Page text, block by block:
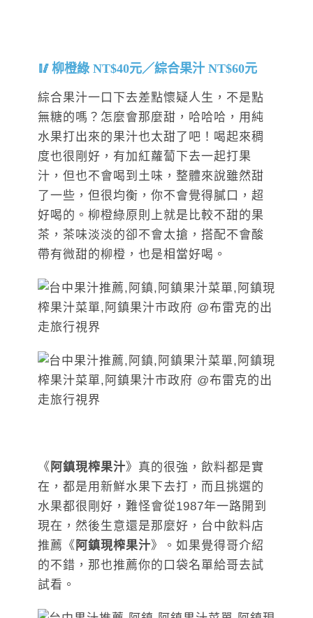
柳橙綠 NT$40元／綜合果汁 NT$60元
綜合果汁一口下去差點懷疑人生，不是點
無糖的嗎？怎麼會那麼甜，哈哈哈，用純
水果打出來的果汁也太甜了吧！喝起來稠
度也很剛好，有加紅蘿蔔下去一起打果
汁，但也不會喝到土味，整體來說雖然甜
了一些，但很均衡，你不會覺得膩口，超
好喝的。柳橙綠原則上就是比較不甜的果
茶，茶味淡淡的卻不會太搶，搭配不會酸
帶有微甜的柳橙，也是相當好喝。
《 阿鎮現榨果汁》真的很強，飲料都是實
在，都是用新鮮水果下去打，而且挑選的
水果都很剛好，難怪會從1987年一路開到
現在，然後生意還是那麼好，台中飲料店
推薦《 阿鎮現榨果汁》。如果覺得哥介紹
的不錯，那也推薦你的口袋名單給哥去試
試看。